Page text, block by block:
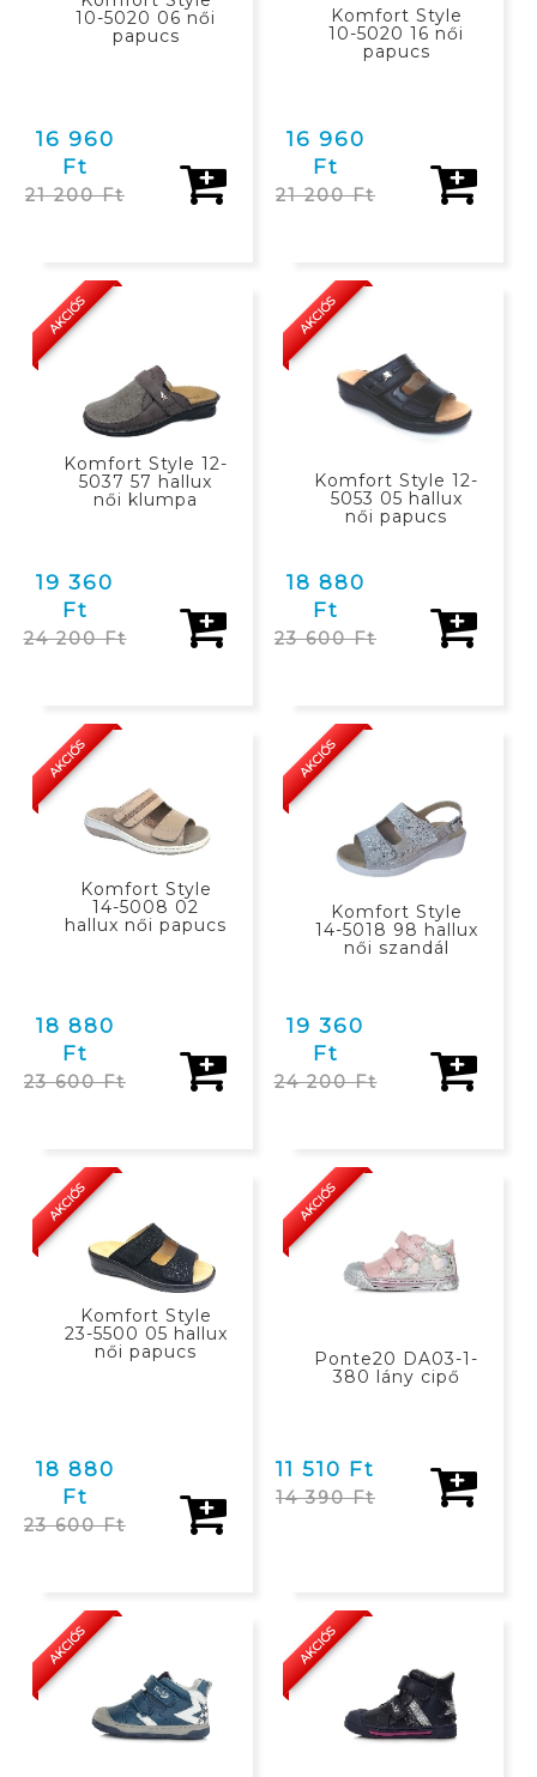
10-5020 06 női
papucs
16 960
Ft
21 200 Ft
Komfort Style
10-5020 16 női
papucs
16 960
Ft
21 200 Ft
AKCIÓS
Komfort Style 12-
5037 57 hallux
női klumpa
19 360
Ft
24 200 Ft
AKCIÓS
Komfort Style 12-
5053 05 hallux
női papucs
18 880
Ft
23 600 Ft
AKCIÓS
Komfort Style
14-5008 02
hallux női papucs
18 880
Ft
23 600 Ft
AKCIÓS
Komfort Style
14-5018 98 hallux
női szandál
19 360
Ft
24 200 Ft
AKCIÓS
Komfort Style
23-5500 05 hallux
női papucs
18 880
Ft
23 600 Ft
AKCIÓS
Ponte20 DA03-1-
380 lány cipő
11 510 Ft
14 390 Ft
AKCIÓS AKCIÓS